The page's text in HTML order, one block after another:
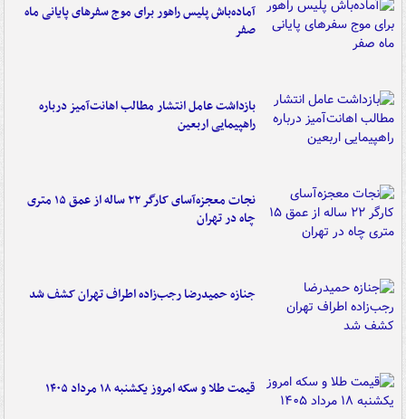
آماده‌باش پلیس راهور برای موج سفرهای پایانی ماه
صفر
بازداشت عامل انتشار مطالب اهانت‌آمیز درباره
راهپیمایی اربعین
نجات معجزه‌آسای کارگر ۲۲ ساله از عمق ۱۵ متری
چاه در تهران
جنازه حمیدرضا رجب‌زاده اطراف تهران کشف شد
قیمت طلا و سکه امروز یکشنبه ۱۸ مرداد ۱۴۰۵